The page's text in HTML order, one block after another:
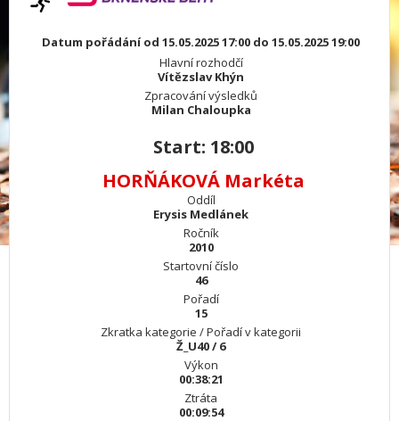
Datum pořádání od 15.05.2025 17:00 do 15.05.2025 19:00
Hlavní rozhodčí
Vítězslav Khýn
Zpracování výsledků
Milan Chaloupka
Start: 18:00
HORŇÁKOVÁ Markéta
Oddíl
Erysis Medlánek
Ročník
2010
Startovní číslo
46
Pořadí
15
Zkratka kategorie / Pořadí v kategorii
Ž_U40 / 6
Výkon
00:38:21
Ztráta
00:09:54